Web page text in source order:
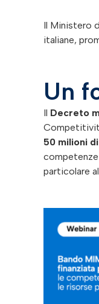
Il Ministero
italiane,
Un
Il Decreto
50 milioni
particolare